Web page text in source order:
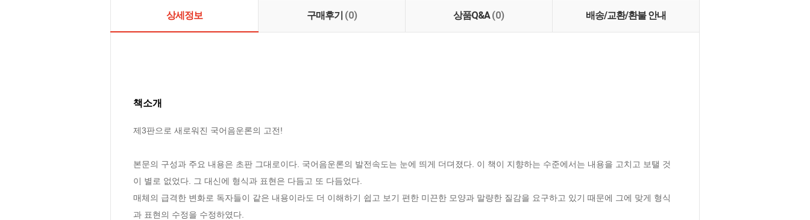
상세정보 구매후기 (0) 상품Q&A(0) 배송/교환/환불 안내
책소개
제3판으로 새로워진 국어음운론의 고전!
본문의 구성과 주요 내용은 초판 그대로이다. 국어음운론의 발전속도는 눈에 띄게 더뎌졌다. 이 책이 지향하는 수준에서는 내용을 고치고 보탤 것
이 별로 없었다. 그 대신에 형식과 표현은 다듬고 또 다듬었다.
매체의 급격한 변화로 독자들이 같은 내용이라도 더 이해하기 쉽고 보기 편한 미끈한 모양과 말량한 질감을 요구하고 있기 때문에 그에 맞게 형식
과 표현의 수정을 수정하였다.